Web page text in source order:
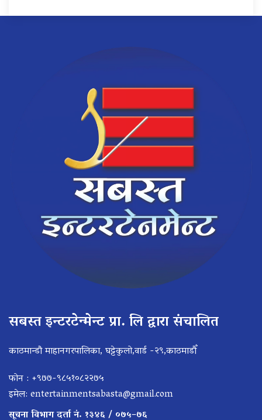
सबस्त इन्टरटेन्मेन्ट प्रा. लि द्वारा संचालित
काठमान्डौ माहानगरपालिका, घट्टेकुलो,वार्ड -२९,काठमाडौँ
फोन : +९७७-९८५१०८२२७५
इमेल: entertainmentsabasta@gmail.com
सूचना विभाग दर्ता नं. १३४६ / ०७५–७६